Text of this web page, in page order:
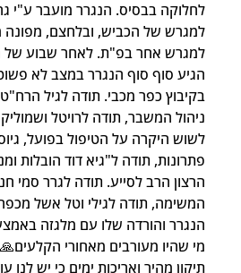
למגרש של הכביש, ובלחצם, מפונה
למגרש אחר בפ"ת. לאחר שבוע של
הגיע סוף סוף הנגרר במצב לא
בקיבוץ כפר מכבי. תודה לגיל הרח"ט
ניהול המשבר, תודה לרויטל
לשוש היקרה על הטיפול בפועל,
פתרונות, תודה ל"גיא דוד הובלות
הרצון הרב לסייע. תודה לגרר סמי
המשימה, תודה לגילי וטל אשל
הנגרר והורדה שלו עם מלגזה
מי שהיו מעורבים מאחורי
תיקון מהיר ואריכות ימים כי יש לנו